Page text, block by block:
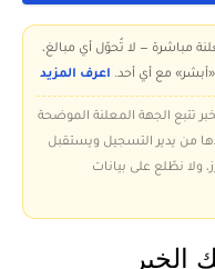
مباشرة — لا تُحوّل أي مبالغ،
مع أي أحد. اعرف المزيد
تتبع الجهة المعلنة الموضحة
من يدير التسجيل ويستقبل
ولا نطّلع على بيانات
الخبر